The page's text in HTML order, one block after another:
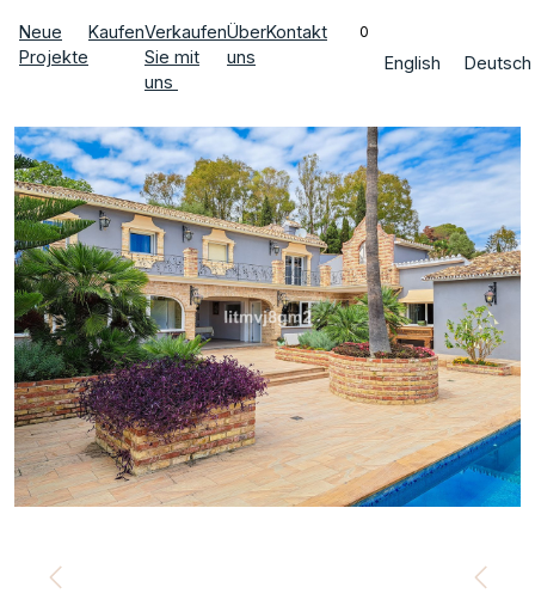
Neue
Projekte
KaufenVerkaufen
Sie mit
uns
Über
uns
Kontakt 0
English Deutsch